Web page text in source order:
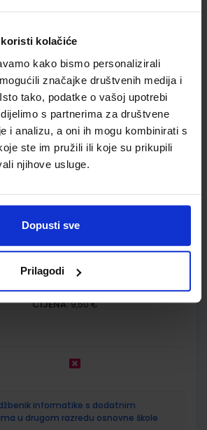
kolačiće
kako bismo personalizirali
značajke društvenih medija i
tako, podatke o vašoj upotrebi
s partnerima za društvene
i analizu, a oni ih mogu kombinirati s
ste im pružili ili koje su prikupili
njihove usluge.
Dopusti sve
Prilagodi
škole
Irena Mišurac Sandra Špika Ante Vetma
d.d.
Registarski broj ministarstva:
CIJENA:12,00 €
Omot
škole
d.d.
Registarski broj ministarstva:
CIJENA:9,50 €
informatike s dodatnim
u drugom razredu osnovne škole